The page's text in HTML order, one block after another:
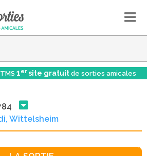
1er site gratuit de sorties amicales
Wittelsheim